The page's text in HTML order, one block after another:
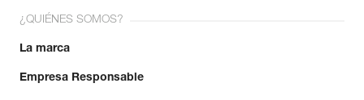
¿QUIÉNES SOMOS?
La marca
Empresa Responsable